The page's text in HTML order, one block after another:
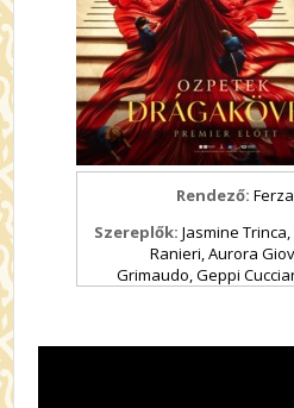
Rendező:
Szereplők: Jasmine Trinca,
Ranieri,Aurora
Grimaudo,Geppi